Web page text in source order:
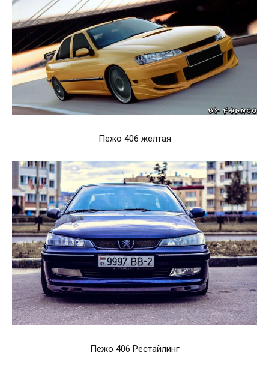
Пежо 406 желтая
Пежо 406 Рестайлинг